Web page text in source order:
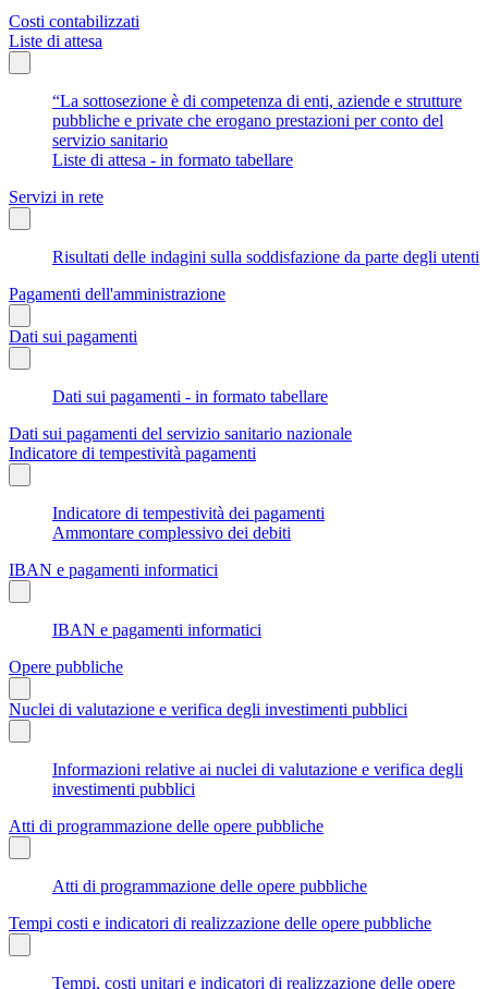
Costi contabilizzati
Liste di attesa
“La sottosezione è di competenza di enti, aziende e strutture
pubbliche e private che erogano prestazioni per conto del
servizio sanitario
Liste di attesa - in formato tabellare
Servizi in rete
Risultati delle indagini sulla soddisfazione da parte degli utenti
Pagamenti dell'amministrazione
Dati sui pagamenti
Dati sui pagamenti - in formato tabellare
Dati sui pagamenti del servizio sanitario nazionale
Indicatore di tempestività pagamenti
Indicatore di tempestività dei pagamenti
Ammontare complessivo dei debiti
IBAN e pagamenti informatici
IBAN e pagamenti informatici
Opere pubbliche
Nuclei di valutazione e verifica degli investimenti pubblici
Informazioni relative ai nuclei di valutazione e verifica degli
investimenti pubblici
Atti di programmazione delle opere pubbliche
Atti di programmazione delle opere pubbliche
Tempi costi e indicatori di realizzazione delle opere pubbliche
Tempi, costi unitari e indicatori di realizzazione delle opere